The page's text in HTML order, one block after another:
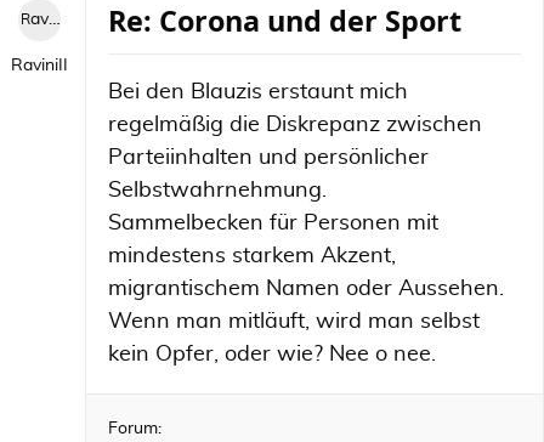
RaviniII
RaviniII
Re: Corona und der Sport
Bei den Blauzis erstaunt mich
regelmäßig die Diskrepanz zwischen
Parteiinhalten und persönlicher
Selbstwahrnehmung.
Sammelbecken für Personen mit
mindestens starkem Akzent,
migrantischem Namen oder Aussehen.
Wenn man mitläuft, wird man selbst
kein Opfer, oder wie? Nee o nee.
Forum: